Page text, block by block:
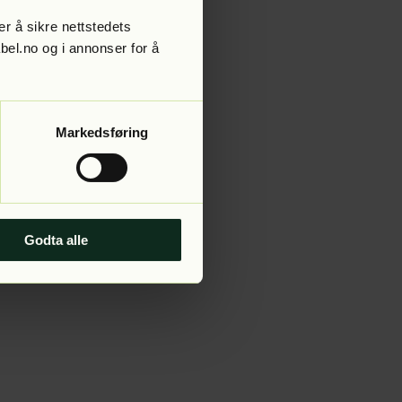
å sikre nettstedets
og i annonser for å
Markedsføring
Godta alle